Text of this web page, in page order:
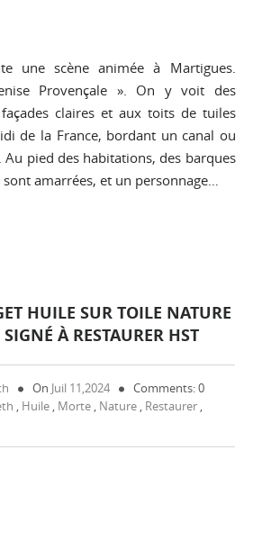
une scène animée à Martigues.
Provençale ». On y voit des
claires et aux toits de tuiles
de la France, bordant un canal ou
pied des habitations, des barques
amarrées, et un personnage…
HUILE SUR TOILE NATURE
À RESTAURER HST
On Juil 11,2024
Comments: 0
, Huile , Morte , Nature , Restaurer ,